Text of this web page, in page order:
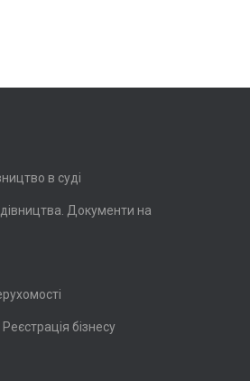
в суді
Документи на
бізнесу